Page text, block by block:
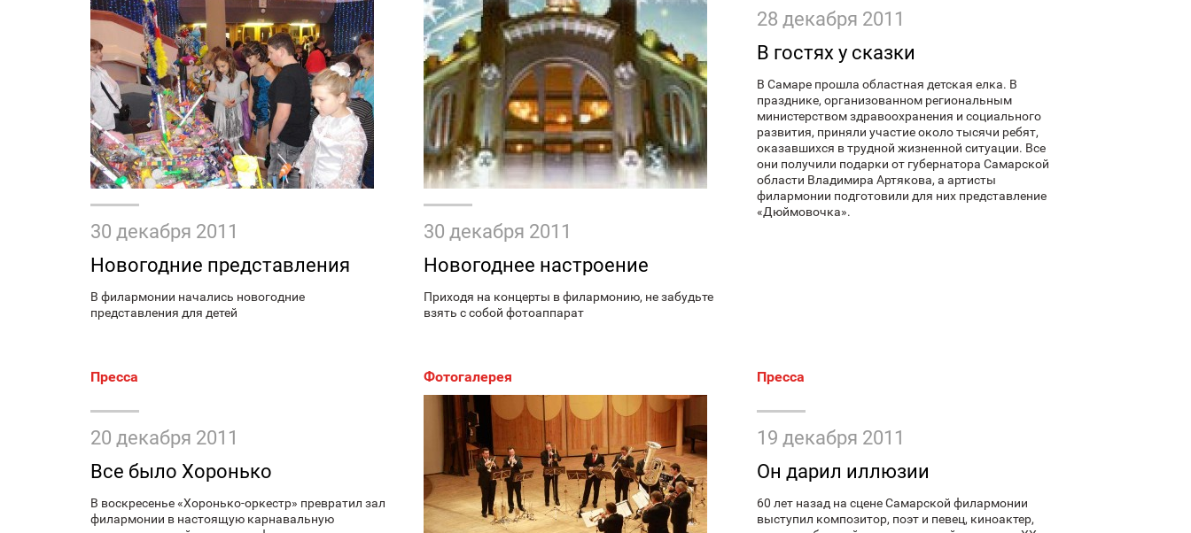
30 декабря 2011
Новогодние представления
В филармонии начались новогодние
представления для детей
30 декабря 2011
Новогоднее настроение
Приходя на концерты в филармонию, не забудьте
взять с собой фотоаппарат
28 декабря 2011
В гостях у сказки
В Самаре прошла областная детская елка. В
празднике, организованном региональным
министерством здравоохранения и социального
развития, приняли участие около тысячи ребят,
оказавшихся в трудной жизненной ситуации. Все
они получили подарки от губернатора Самарской
области Владимира Артякова, а артисты
филармонии подготовили для них представление
«Дюймовочка».
Пресса
20 декабря 2011
Все было Хоронько
В воскресенье «Хоронько-оркестр» превратил зал
филармонии в настоящую карнавальную
Фотогалерея Пресса
19 декабря 2011
Он дарил иллюзии
60 лет назад на сцене Самарской филармонии
выступил композитор, поэт и певец, киноактер,